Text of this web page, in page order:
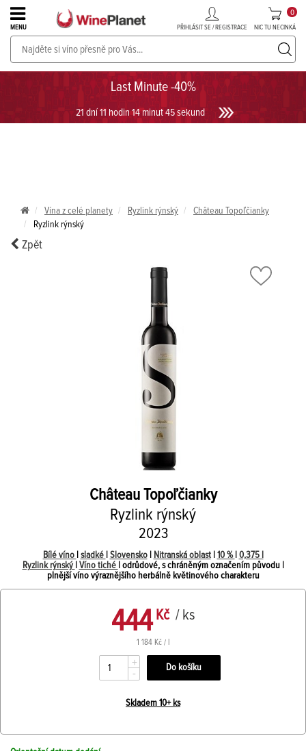
Last Minute -40%
21 dní 11 hodin 14 minut 45 sekund
MENU PŘIHLÁSIT SE / REGISTRACE NIC TU NECINKÁ
0
PROSECCO v akci až do -30%!UKÁZAT PROSECCO
Vína z celé planety Ryzlink rýnský
Château Topoľčianky
Ryzlink rýnský
Zpět
Château Topoľčianky
Ryzlink rýnský
2023
Bílé víno sladké Slovensko| Nitranská oblast| 10 % 0,375 l
Ryzlink rýnský Víno tiché
| odrůdové, s chráněným označením původu |
plnější víno výraznějšího herbálně květinového charakteru
444 Kč / ks
1 184 Kč / l
+
-
Skladem 10+ ks